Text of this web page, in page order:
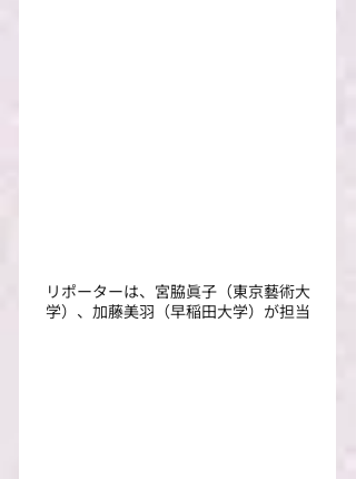
リポーターは、宮脇眞子（東京藝術大
学）、加藤美羽（早稲田大学）が担当